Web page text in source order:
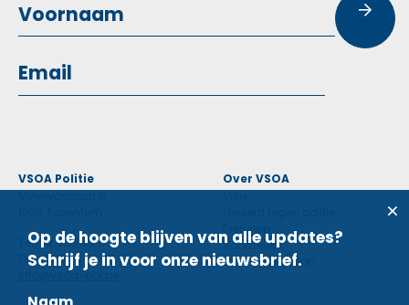
VSOA Politie
Tel: 02 660 59 11
Fax: 02 660 50 97
info@vsoa-pol.be
Over VSOA
Diensten
Voordelen
Contactpersoon
Op de hoogte blijven van alle updates?
Schrijf je in voor onze nieuwsbrief.